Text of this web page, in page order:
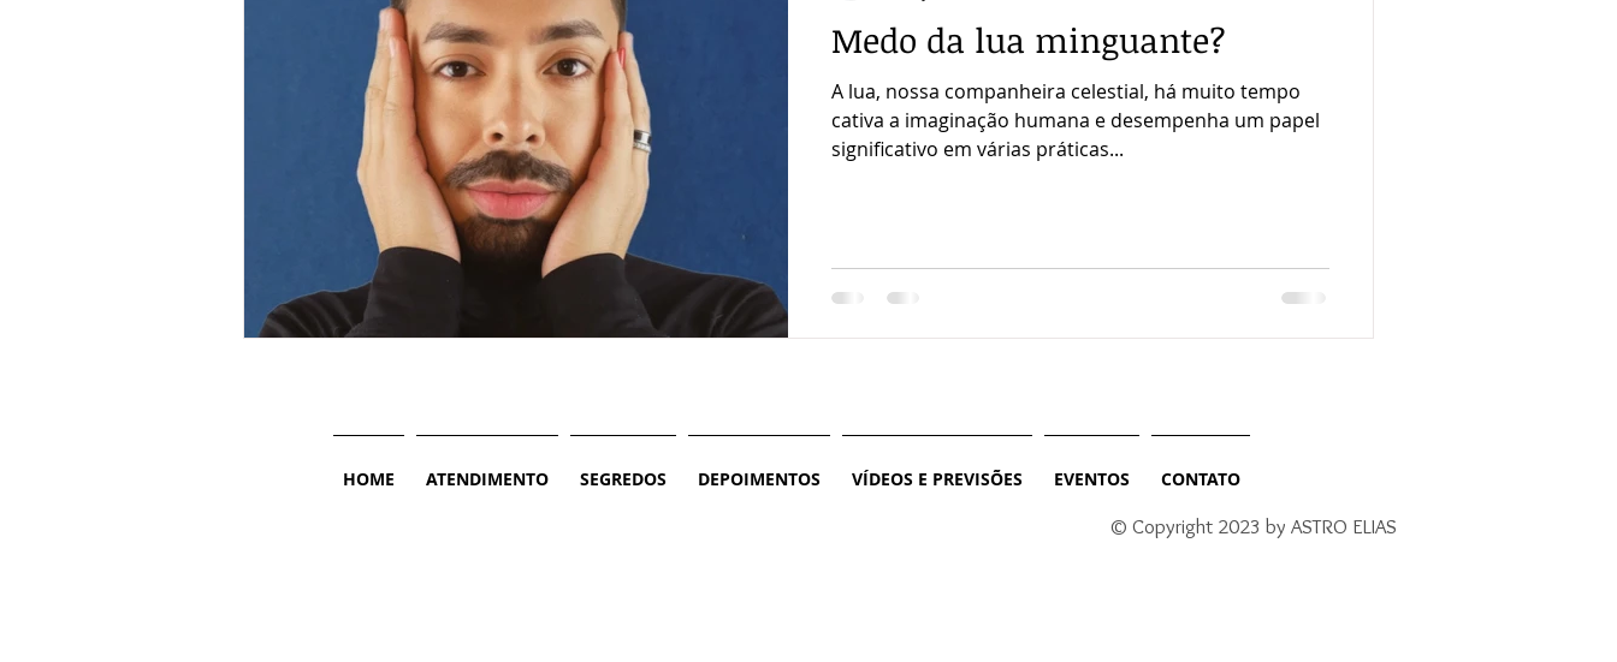
Medo da lua minguante?
A lua, nossa companheira celestial, há muito tempo
cativa a imaginação humana e desempenha um papel
significativo em várias práticas...
HOME ATENDIMENTO SEGREDOS DEPOIMENTOS VÍDEOS E PREVISÕES EVENTOS CONTATO
© Copyright 2023 by ASTRO ELIAS